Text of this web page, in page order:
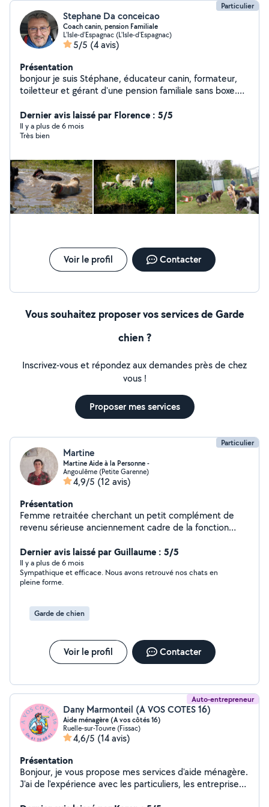
Particulier
Stephane Da conceicao
Coach canin, pension Familiale
L'Isle-d'Espagnac (L'Isle-d'Espagnac)
5/5 (4 avis)
Présentation
bonjour je suis Stéphane, éducateur canin, formateur,
toiletteur et gérant d'une pension familiale sans boxe.
facebook plaisir canin 16
Dernier avis laissé par Florence : 5/5
Il y a plus de 6 mois
Très bien
Voir le profil Contacter
Vous souhaitez proposer vos services de Garde
chien ?
Inscrivez-vous et répondez aux demandes près de chez
vous !
Proposer mes services
Particulier
Martine
Martine Aide à la Personne -
Angoulême (Petite Garenne)
4,9/5 (12 avis)
Présentation
Femme retraitée cherchant un petit complément de
revenu sérieuse anciennement cadre de la fonction
administratifs, secrétariat, aide juridique, garde animaux
, baby sitting, sorties véhiculées, livraison de courses,
heures de ménage, nettoyage.
Dernier avis laissé par Guillaume : 5/5
Il y a plus de 6 mois
Sympathique et efficace. Nous avons retrouvé nos chats en
pleine forme.
Garde de chien
Voir le profil Contacter
Auto-entrepreneur
Dany Marmonteil (A VOS COTES 16)
Aide ménagère (A vos côtés 16)
Ruelle-sur-Touvre (Fissac)
4,6/5 (14 avis)
Présentation
Bonjour, je vous propose mes services d'aide ménagère.
J'ai de l'expérience avec les particuliers, les entreprises